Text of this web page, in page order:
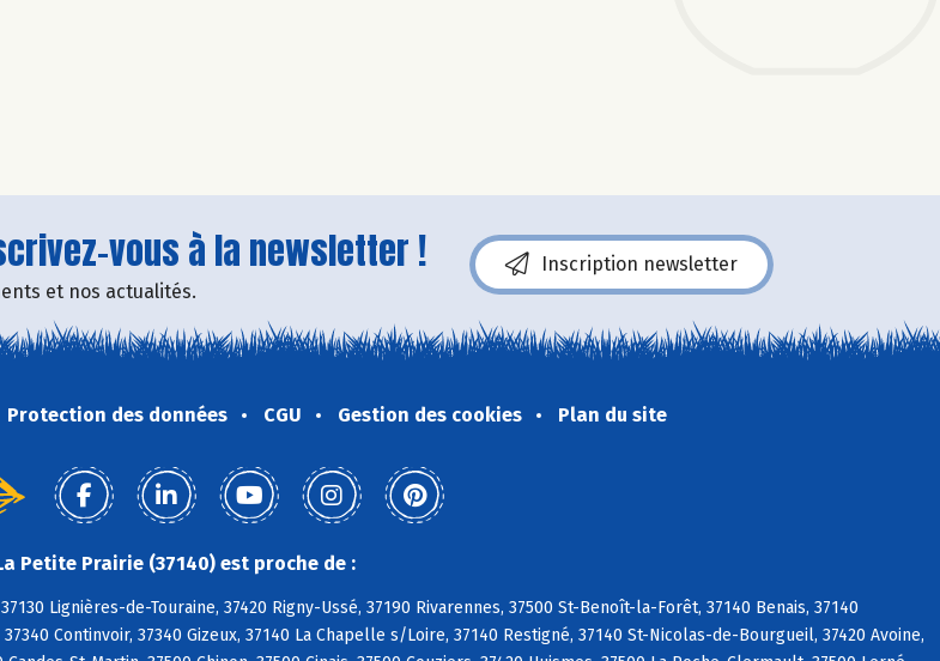
vous à la newsletter !
et nos actualités.
Inscription newsletter
Protection des données CGU Gestion des cookies Plan du site
Petite Prairie (37140) est proche de :
Lignières-de-Touraine, 37420 Rigny-Ussé, 37190 Rivarennes, 37500 St-Benoît-la-Forêt, 37140 Benais, 37140
Continvoir, 37340 Gizeux, 37140 La Chapelle s/Loire, 37140 Restigné, 37140 St-Nicolas-de-Bourgueil, 37420 Avoine,